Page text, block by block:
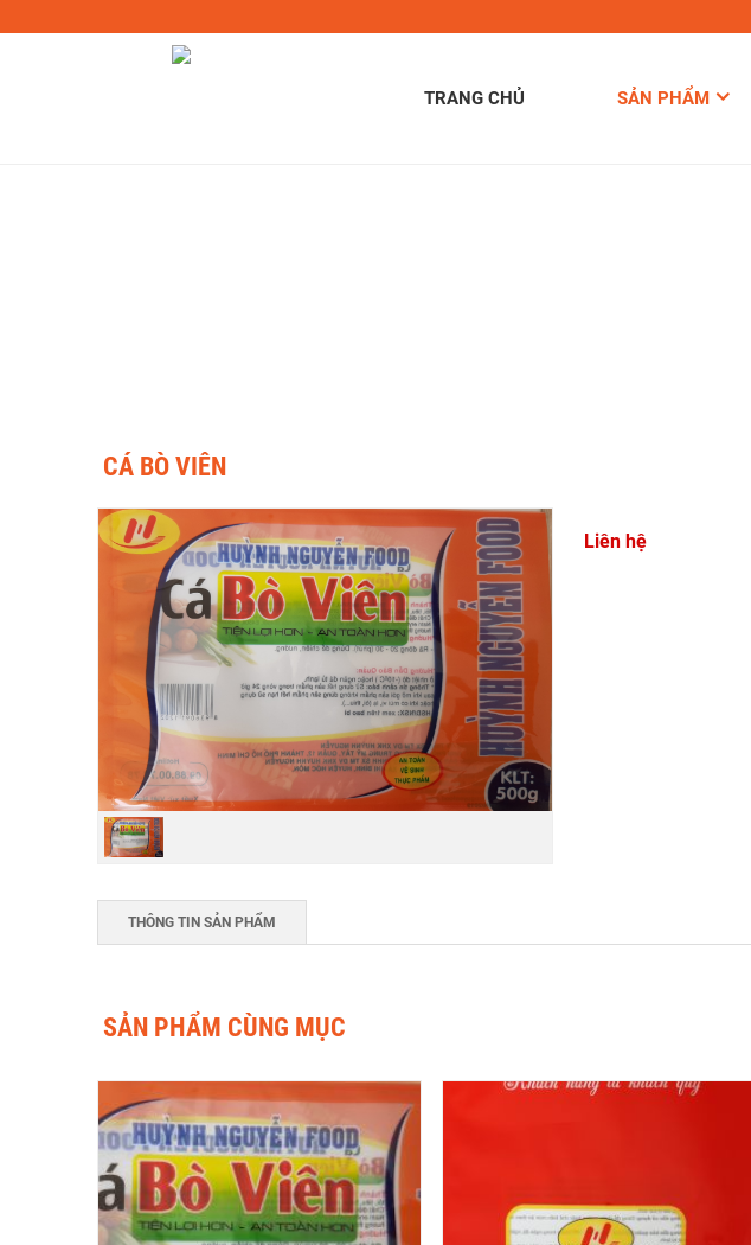
TRANG CHỦ SẢN PHẨM
CÁ BÒ VIÊN
Liên hệ
THÔNG TIN SẢN PHẨM
SẢN PHẨM CÙNG MỤC